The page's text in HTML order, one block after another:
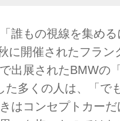
誰もの視線を集める
に開催されたフラン
出展されたBMWの
た多くの人は、「で
はコンセプトカーだ